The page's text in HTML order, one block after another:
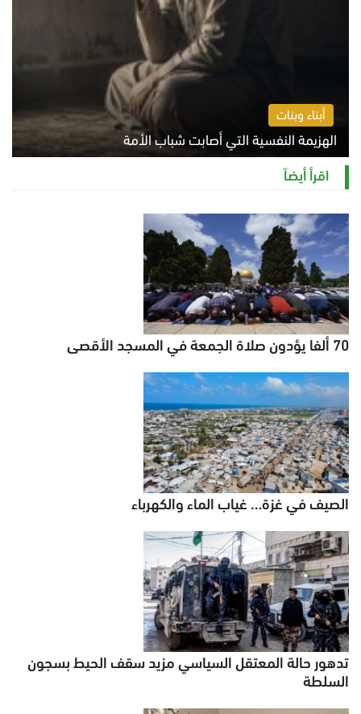
أبناء وبنات
الهزيمة النفسية التي أصابت شباب الأمة
الخميس 6 أغسطس 2026 11:12 ص
اقرأ أيضاً
70 ألفا يؤدون صلاة الجمعة في المسجد الأقصى
الصيف في غزة… غياب الماء والكهرباء
تدهور حالة المعتقل السياسي مزيد سقف الحيط بسجون
السلطة